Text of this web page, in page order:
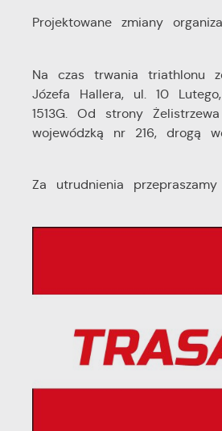
Projektowane zmiany
Na czas trwania triathlonu
Józefa Hallera, ul. 10
1513G. Od strony
wojewódzką nr 216, drogą
Za utrudnienia